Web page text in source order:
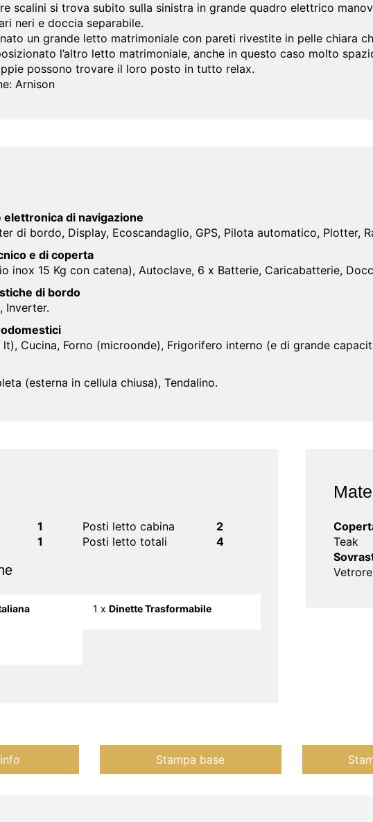
scalini si trova subito sulla sinistra in grande quadro elettrico
neri e doccia separabile.
un grande letto matrimoniale con pareti rivestite in pelle chiara
l’altro letto matrimoniale, anche in questo caso molto
possono trovare il loro posto in tutto relax.
Arnison
di navigazione
di bordo, Display, Ecoscandaglio, GPS, Pilota automatico, Plotter,
e di coperta
inox 15 Kg con catena), Autoclave, 6 x Batterie, Caricabatterie,
di bordo
Inverter.
Cucina, Forno (microonde), Frigorifero interno (e di grande
(esterna in cellula chiusa), Tendalino.
1
1
Posti letto cabina
2
Posti letto totali
4
1 x Dinette Trasformabile
Teak
Stampa base